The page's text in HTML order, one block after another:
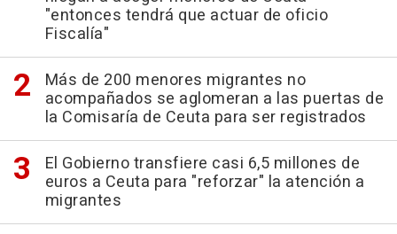
"entonces tendrá que actuar de oficio
Fiscalía"
Más de 200 menores migrantes no
acompañados se aglomeran a las puertas de
la Comisaría de Ceuta para ser registrados
El Gobierno transfiere casi 6,5 millones de
euros a Ceuta para "reforzar" la atención a
migrantes